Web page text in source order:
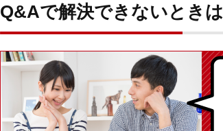
Q&Aで解決できないときは